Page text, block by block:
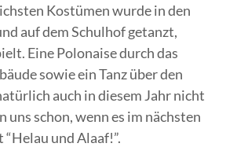
Kostümen wurde in den
auf dem Schulhof getanzt,
Eine Polonaise durch das
sowie ein Tanz über den
auch in diesem Jahr nicht
uns schon, wenn es im nächsten
und Alaaf!”.